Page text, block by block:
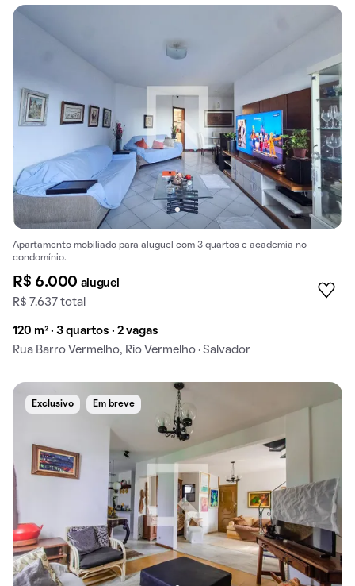
Apartamento mobiliado para aluguel com 3 quartos e academia no
condomínio.
R$ 6.000 aluguel
R$ 7.637 total
120 m² · 3 quartos · 2 vagas
Rua Barro Vermelho, Rio Vermelho · Salvador
Exclusivo Em breve